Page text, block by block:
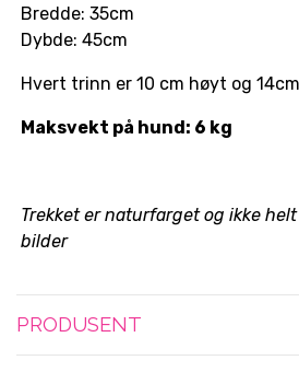
Bredde: 35cm
Dybde: 45cm
Hvert trinn er 10 cm høyt og
Maksvekt på hund: 6 kg
Trekket er naturfarget og ikke
bilder
PRODUSENT